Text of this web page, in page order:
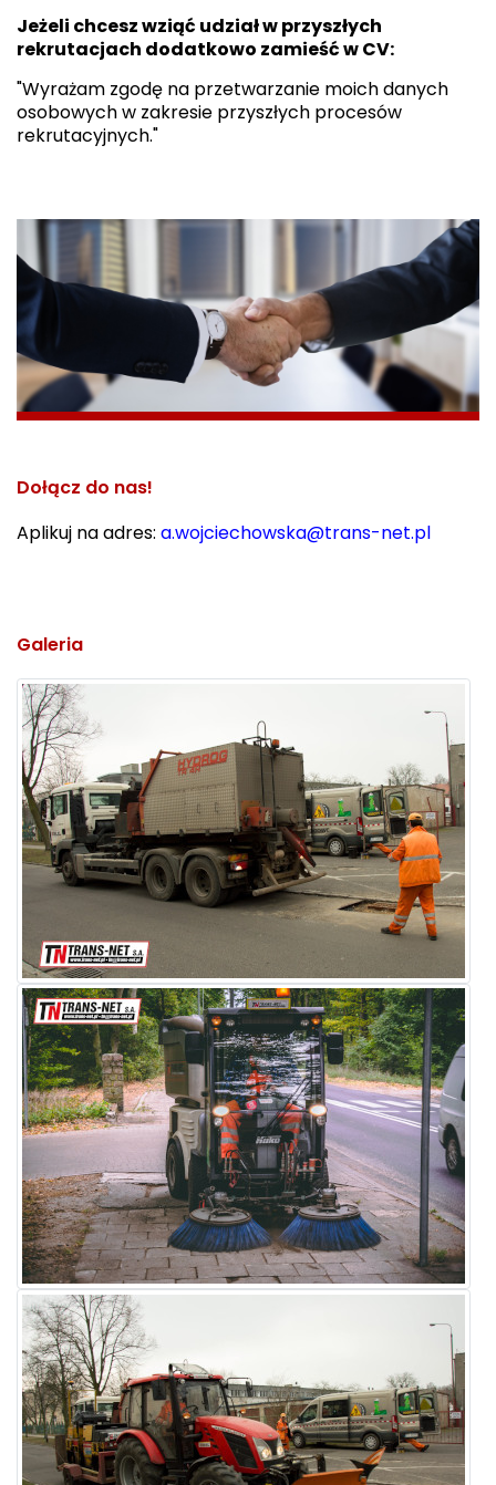
Jeżeli chcesz wziąć udział w przyszłych
rekrutacjach dodatkowo zamieść w CV:
"Wyrażam zgodę na przetwarzanie moich danych
osobowych w zakresie przyszłych procesów
rekrutacyjnych."
Dołącz do nas!
Aplikuj na adres: a.wojciechowska@trans-net.pl
Galeria